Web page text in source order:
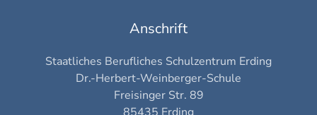
Anschrift
Staatliches Berufliches Schulzentrum Erding
Dr.-Herbert-Weinberger-Schule
Freisinger Str. 89